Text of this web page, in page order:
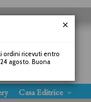
Casa Editrice
ordini ricevuti entro
agosto. Buona